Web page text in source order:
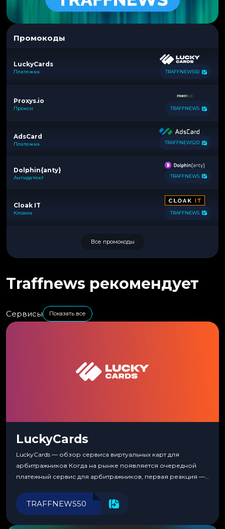
Промокоды
LuckyCards
Платежка TRAFFNEWS50
Proxys.io
Прокси TRAFFNEWS
AdsCard
Платежка TRAFFNEWS20
Dolphin{anty}
Антидетект TRAFFNEWS
Cloak IT
Клоака TRAFFNEWS
Все промокоды
Traffnews рекомендует
Сервисы Показать все
LuckyCards
LuckyCards — обзор сервиса виртуальных карт для
арбитражников Когда на рынке появляется очередной
платежный сервис для арбитражников, первая реакция —
перестаешь воспринимать всерьез любой новый продукт,
пока тот не докажет обратное делом. LuckyCards — история
TRAFFNEWS50